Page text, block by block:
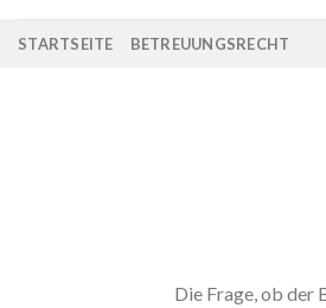
STARTSEITE BETREUUNGSRECHT
Die Frage, ob der